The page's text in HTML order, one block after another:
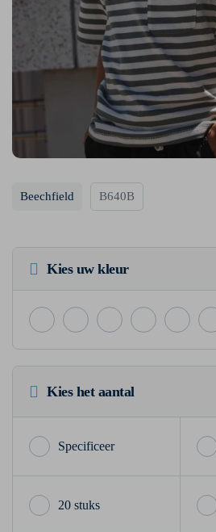
Beechfield B640B
Kies uw kleur
Kies het aantal
20 stuks